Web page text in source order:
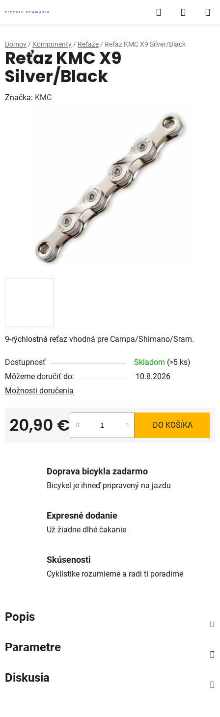
na
obsah
Hľadať
KOŠÍK
Domov / Komponenty / Reťaze / Reťaz KMC X9 Silver/Black
9-rýchlostná reťaz vhodná pre Campa/Shimano/Sram.
Dostupnosť Skladom (>5 ks)
Môžeme doručiť do:
10.8.2026
Možnosti doručenia
20,90 €
Jednotková cena:
DO KOŠÍKA
Reťaz KMC X9
Silver/Black
Značka: KMC
Doprava bicykla zadarmo
Bicykel je ihneď pripravený na jazdu
Expresné dodanie
Už žiadne dlhé čakanie
Skúsenosti
Cyklistike rozumieme a radi ti poradíme
Popis
Parametre
Diskusia